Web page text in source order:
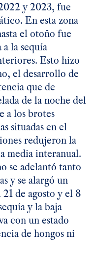
y 2023, fue
En esta zona
el otoño fue
a la sequía
Esto hizo
el desarrollo de
que de
de la noche del
a los brotes
situadas en el
redujeron la
media interanual.
se adelantó tanto
y se alargó un
de agosto y el 8
y la baja
con un estado
de hongos ni